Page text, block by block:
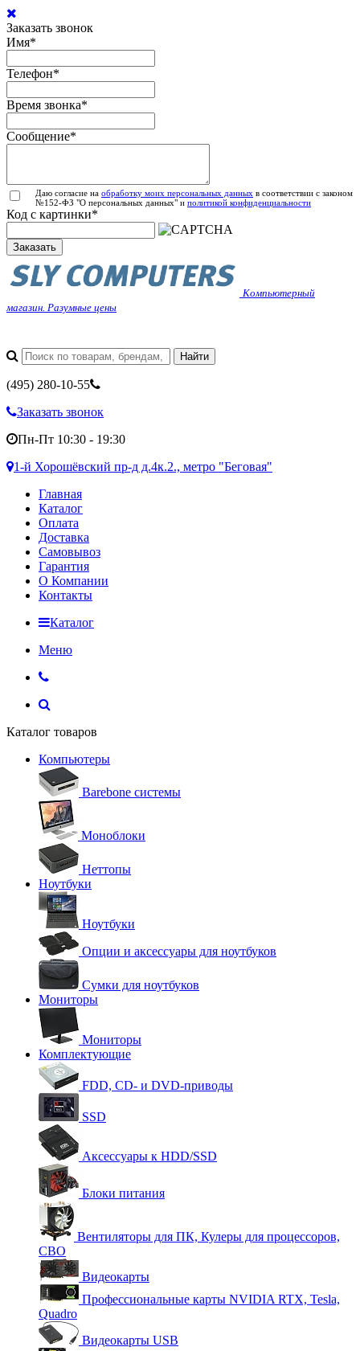
Заказать звонок
Имя*
Телефон*
Время звонка*
Сообщение*
Даю согласие на обработку моих персональных данных в соответствии с законом
№152-ФЗ "О персональных данных" и политикой конфиденциальности
Код с картинки*
Заказать
Компьютерный
магазин. Разумные цены
(495) 280-10-55
Заказать звонок
Пн-Пт 10:30 - 19:30
1-й Хорошёвский пр-д д.4к.2., метро "Беговая"
Главная
Каталог
Оплата
Доставка
Самовывоз
Гарантия
О Компании
Контакты
Каталог
Меню
Каталог товаров
Компьютеры
Barebone системы
Моноблоки
Неттопы
Ноутбуки
Ноутбуки
Опции и аксессуары для ноутбуков
Сумки для ноутбуков
Мониторы
Мониторы
Комплектующие
FDD, CD- и DVD-приводы
SSD
Аксессуары к HDD/SSD
Блоки питания
Вентиляторы для ПК, Кулеры для процессоров,
СВО
Видеокарты
Профессиональные карты NVIDIA RTX, Tesla,
Quadro
Видеокарты USB